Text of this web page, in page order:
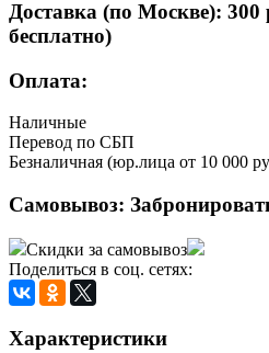
Доставка (по Москве): 300
бесплатно)
Оплата:
Наличные
Перевод по СБП
Безналичная (юр.лица от 10 000
Самовывоз:
Скидки за самовывоз
Поделиться в соц. сетях:
Характеристики